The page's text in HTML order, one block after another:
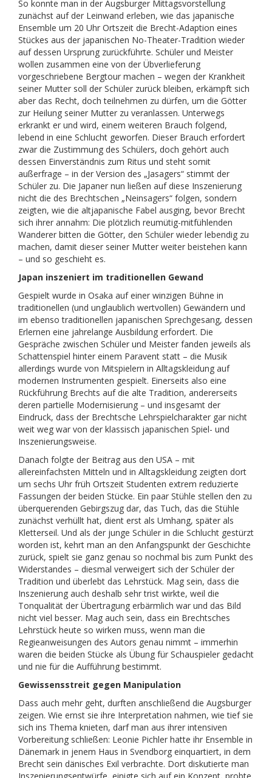
So konnte man in der Augsburger Mittagsvorstellung
zunächst auf der Leinwand erleben, wie das japanische
Ensemble um 20 Uhr Ortszeit die Brecht-Adaption eines
Stückes aus der japanischen No-Theater-Tradition wieder
auf dessen Ursprung zurückführte. Schüler und Meister
wollen zusammen eine von der Übverlieferung
vorgeschriebene Bergtour machen – wegen der Krankheit
seiner Mutter soll der Schüler zurück bleiben, erkämpft sich
aber das Recht, doch teilnehmen zu dürfen, um die Götter
zur Heilung seiner Mutter zu veranlassen. Unterwegs
erkrankt er und wird, einem weiteren Brauch folgend,
lebend in eine Schlucht geworfen. Dieser Brauch erfordert
zwar die Zustimmung des Schülers, doch gehört auch
dessen Einverständnis zum Ritus und steht somit
außerfrage – in der Version des „Jasagers“ stimmt der
Schüler zu. Die Japaner nun ließen auf diese Inszenierung
nicht die des Brechtschen „Neinsagers“ folgen, sondern
zeigten, wie die altjapanische Fabel ausging, bevor Brecht
sich ihrer annahm: Die plötzlich reumütig-mitfühlenden
Wanderer bitten die Götter, den Schüler wieder lebendig zu
machen, damit dieser seiner Mutter weiter beistehen kann
– und so geschieht es.
Japan inszeniert im traditionellen Gewand
Gespielt wurde in Osaka auf einer winzigen Bühne in
traditionellen (und unglaublich wertvollen) Gewändern und
im ebenso traditionellen japanischen Sprechgesang, dessen
Erlernen eine jahrelange Ausbildung erfordert. Die
Gespräche zwischen Schüler und Meister fanden jeweils als
Schattenspiel hinter einem Paravent statt – die Musik
allerdings wurde von Mitspielern in Alltagskleidung auf
modernen Instrumenten gespielt. Einerseits also eine
Rückführung Brechts auf die alte Tradition, andererseits
deren partielle Modernisierung – und insgesamt der
Eindruck, dass der Brechtsche Lehrspielcharakter gar nicht
weit weg war von der klassisch japanischen Spiel- und
Inszenierungsweise.
Danach folgte der Beitrag aus den USA – mit
allereinfachsten Mitteln und in Alltagskleidung zeigten dort
um sechs Uhr früh Ortszeit Studenten extrem reduzierte
Fassungen der beiden Stücke. Ein paar Stühle stellen den zu
überquerenden Gebirgszug dar, das Tuch, das die Stühle
zunächst verhüllt hat, dient erst als Umhang, später als
Kletterseil. Und als der junge Schüler in die Schlucht gestürzt
worden ist, kehrt man an den Anfangspunkt der Geschichte
zurück, spielt sie ganz genau so nochmal bis zum Punkt des
Widerstandes – diesmal verweigert sich der Schüler der
Tradition und überlebt das Lehrstück. Mag sein, dass die
Inszenierung auch deshalb sehr trist wirkte, weil die
Tonqualität der Übertragung erbärmlich war und das Bild
nicht viel besser. Mag auch sein, dass ein Brechtsches
Lehrstück heute so wirken muss, wenn man die
Regieanweisungen des Autors genau nimmt – immerhin
waren die beiden Stücke als Übung für Schauspieler gedacht
und nie für die Aufführung bestimmt.
Gewissensstreit gegen Manipulation
Dass auch mehr geht, durften anschließend die Augsburger
zeigen. Wie ernst sie ihre Interpretation nahmen, wie tief sie
sich ins Thema knieten, darf man aus ihrer intensiven
Vorbereitung schließen: Leonie Pichler hatte ihr Ensemble in
Dänemark in jenem Haus in Svendborg einquartiert, in dem
Brecht sein dänisches Exil verbrachte. Dort diskutierte man